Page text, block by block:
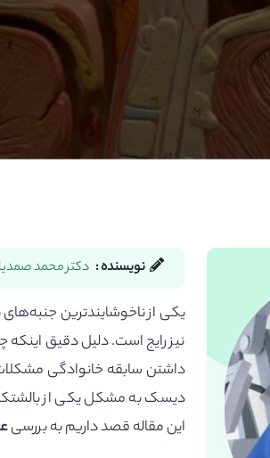
نویسنده : دکتر محمد
یکی از ناخوشایندترین
نیز رایج است. دلیل دقیق
داشتن سابقه خانوادگی
دیسک به مشکل یکی از
این مقاله قصد داریم به بررسی